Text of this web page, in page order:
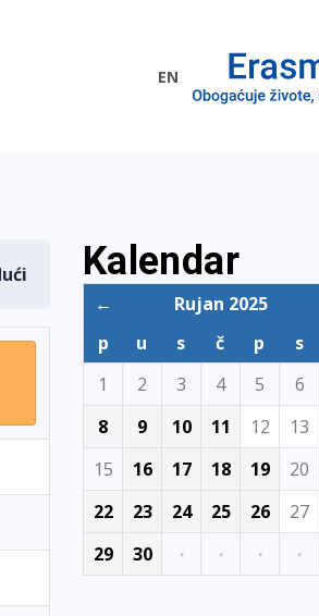
EN
Kalendar
← Rujan 2025
p
u s č p s
1
2 3 4 5 6
8
9 10 11 12 13
15
16 17 18 19 20
22
23 24 25 26 27
29
30 · · · ·